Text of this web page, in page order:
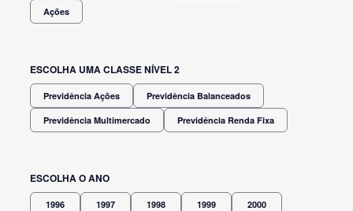
Ações
ESCOLHA UMA CLASSE NÍVEL 2
Previdência Ações Previdência Balanceados
Previdência Multimercado Previdência Renda Fixa
ESCOLHA O ANO
1996 1997 1998 1999 2000